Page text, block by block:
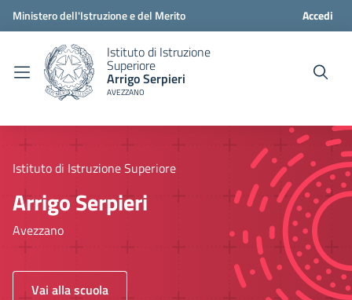
Ministero dell'Istruzione e del Merito Accedi
Istituto di Istruzione
Superiore
Arrigo Serpieri
AVEZZANO
Istituto di Istruzione Superiore
Arrigo Serpieri
Avezzano
Vai alla scuola